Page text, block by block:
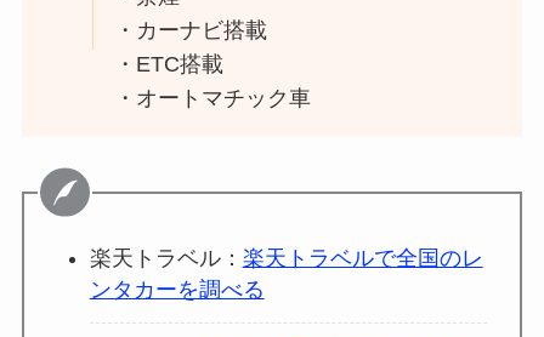
・カーナビ搭載
・ETC搭載
・オートマチック車
楽天トラベル： 楽天トラベルで全国のレ
ンタカーを調べる